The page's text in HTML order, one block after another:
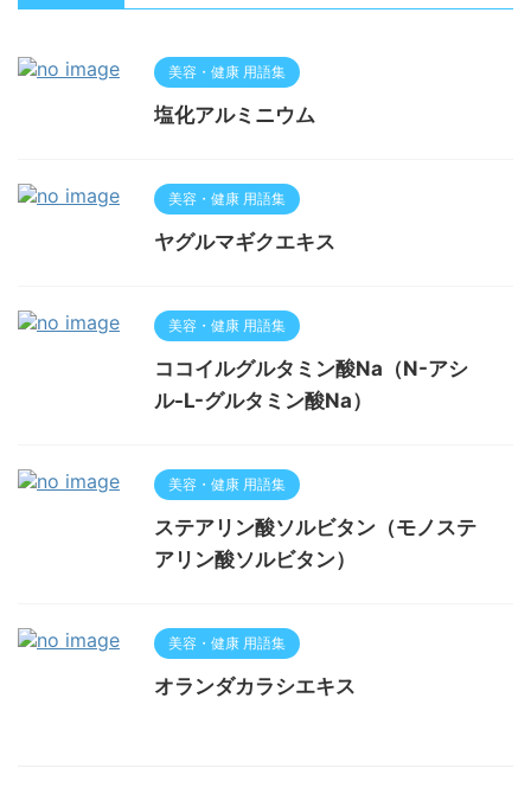
美容・健康 用語集
塩化アルミニウム
美容・健康 用語集
ヤグルマギクエキス
美容・健康 用語集
ココイルグルタミン酸Na（N-アシ
ル-L-グルタミン酸Na）
美容・健康 用語集
ステアリン酸ソルビタン（モノステ
アリン酸ソルビタン）
美容・健康 用語集
オランダカラシエキス